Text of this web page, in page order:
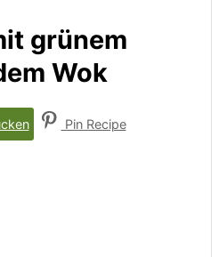
grünem
Wok
Pin Recipe